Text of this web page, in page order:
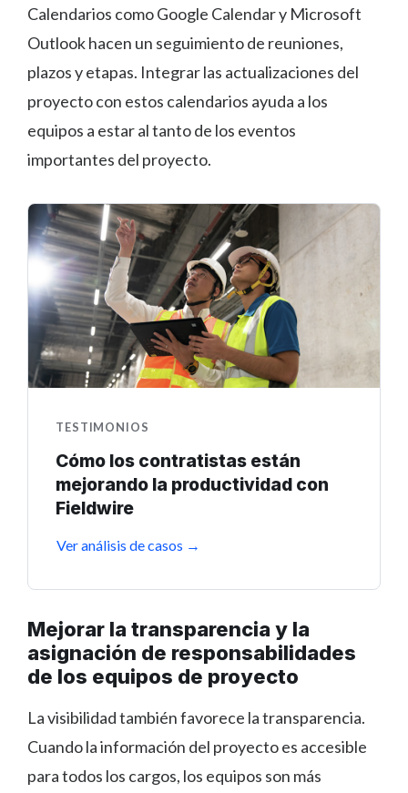
Calendarios como Google Calendar y Microsoft
Outlook hacen un seguimiento de reuniones,
plazos y etapas. Integrar las actualizaciones del
proyecto con estos calendarios ayuda a los
equipos a estar al tanto de los eventos
importantes del proyecto.
TESTIMONIOS
Cómo los contratistas están
mejorando la productividad con
Fieldwire
Ver análisis de casos →
Mejorar la transparencia y la
asignación de responsabilidades
de los equipos de proyecto
La visibilidad también favorece la transparencia.
Cuando la información del proyecto es accesible
para todos los cargos, los equipos son más